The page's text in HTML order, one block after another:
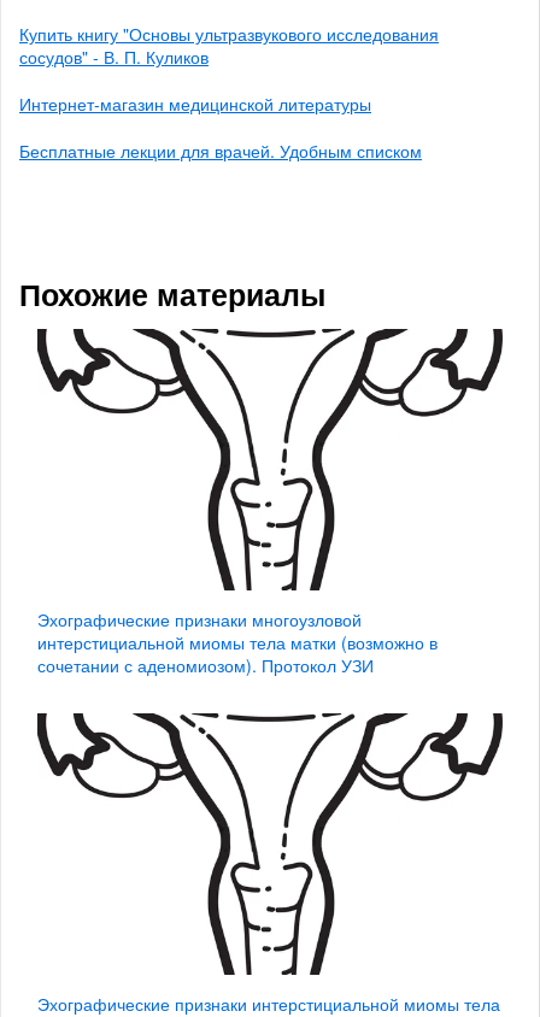
Купить книгу "Основы ультразвукового исследования
сосудов" - В. П. Куликов
Интернет-магазин медицинской литературы
Бесплатные лекции для врачей. Удобным списком
Похожие материалы
Эхографические признаки многоузловой
интерстициальной миомы тела матки (возможно в
сочетании с аденомиозом). Протокол УЗИ
Эхографические признаки интерстициальной миомы тела